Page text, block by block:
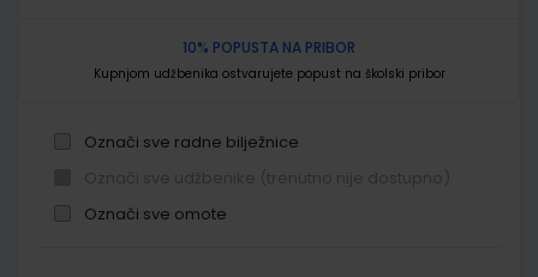
10% POPUSTA NA PRIBOR
Kupnjom udžbenika ostvarujete popust na školski pribor
Označi sve radne bilježnice
Označi sve omote